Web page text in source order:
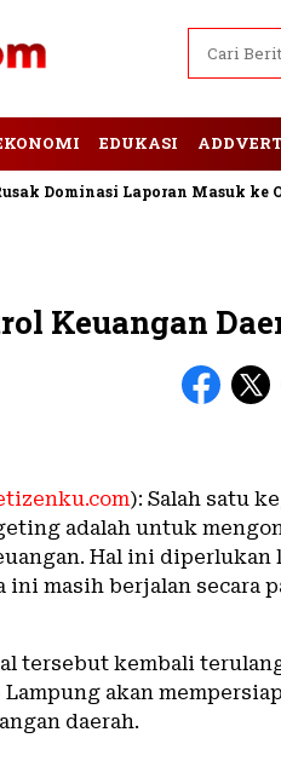
EDUKASI
Dominasi Laporan Masuk ke
Keuangan
): Salah satu
adalah untuk
Hal ini diperlukan
ini masih berjalan secara
tersebut kembali
akan
daerah.